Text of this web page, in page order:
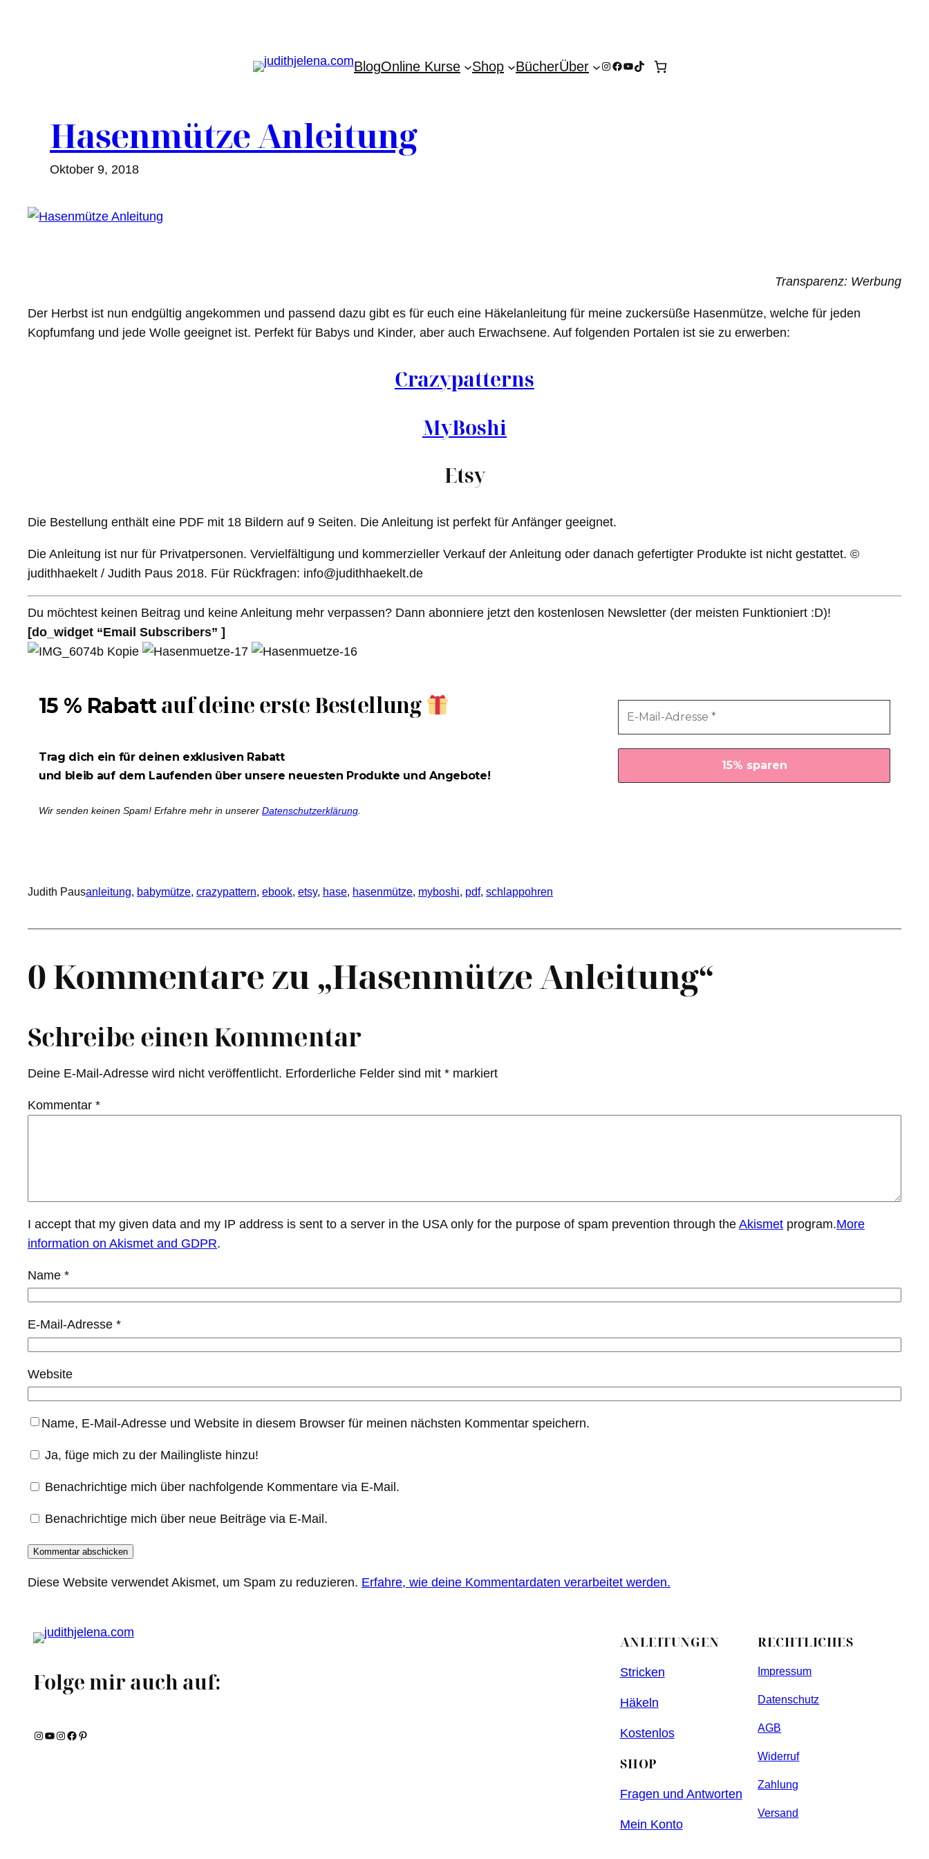
BlogOnline Kurse Shop BücherÜber Instagram
Facebook
YouTube
TikTok
Hasenmütze Anleitung
Oktober 9, 2018
Transparenz: Werbung
Der Herbst ist nun endgültig angekommen und passend dazu gibt es für euch eine Häkelanleitung für meine zuckersüße Hasenmütze, welche für jeden
Kopfumfang und jede Wolle geeignet ist. Perfekt für Babys und Kinder, aber auch Erwachsene. Auf folgenden Portalen ist sie zu erwerben:
Crazypatterns
MyBoshi
Etsy
Die Bestellung enthält eine PDF mit 18 Bildern auf 9 Seiten. Die Anleitung ist perfekt für Anfänger geeignet.
Die Anleitung ist nur für Privatpersonen. Vervielfältigung und kommerzieller Verkauf der Anleitung oder danach gefertigter Produkte ist nicht gestattet. ©
judithhaekelt / Judith Paus 2018. Für Rückfragen: info@judithhaekelt.de
Du möchtest keinen Beitrag und keine Anleitung mehr verpassen? Dann abonniere jetzt den kostenlosen Newsletter (der meisten Funktioniert :D)!
[do_widget “Email Subscribers” ]
15 % Rabattauf deine erste Bestellung
Trag dich ein für deinen exklusiven Rabatt
und bleib auf dem Laufenden über unsere neuesten Produkte und Angebote!
Wir senden keinen Spam! Erfahre mehr in unserer Datenschutzerklärung
Judith Pausanleitung, babymütze, crazypattern, ebook, etsy, hase, hasenmütze, myboshi, pdf, schlappohren
0 Kommentare zu „Hasenmütze Anleitung“
Schreibe einen Kommentar
Deine E-Mail-Adresse wird nicht veröffentlicht. Erforderliche Felder sind mit * markiert
Kommentar *
I accept that my given data and my IP address is sent to a server in the USA only for the purpose of spam prevention through the Akismet program.More
information on Akismet and GDPR.
Name *
E-Mail-Adresse *
Website
Name, E-Mail-Adresse und Website in diesem Browser für meinen nächsten Kommentar speichern.
Ja, füge mich zu der Mailingliste hinzu!
Benachrichtige mich über nachfolgende Kommentare via E-Mail.
Benachrichtige mich über neue Beiträge via E-Mail.
Diese Website verwendet Akismet, um Spam zu reduzieren. Erfahre, wie deine Kommentardaten verarbeitet werden.
Folge mir auch auf:
Instagram YouTube Instagram Facebook Pinterest
ANLEITUNGEN
Stricken
Häkeln
Kostenlos
SHOP
Fragen und Antworten
Mein Konto
RECHTLICHES
Impressum
Datenschutz
AGB
Widerruf
Zahlung
Versand